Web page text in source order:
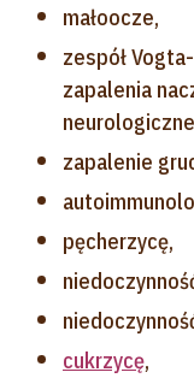
małoocze,
zespół
zapalenia
zapalenie
pęcherzycę,
cukrzycę,